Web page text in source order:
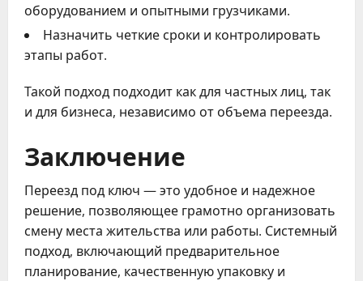
оборудованием и опытными грузчиками.
Назначить четкие сроки и контролировать
этапы работ.
Такой подход подходит как для частных лиц, так
и для бизнеса, независимо от объема переезда.
Заключение
Переезд под ключ — это удобное и надежное
решение, позволяющее грамотно организовать
смену места жительства или работы. Системный
подход, включающий предварительное
планирование, качественную упаковку и